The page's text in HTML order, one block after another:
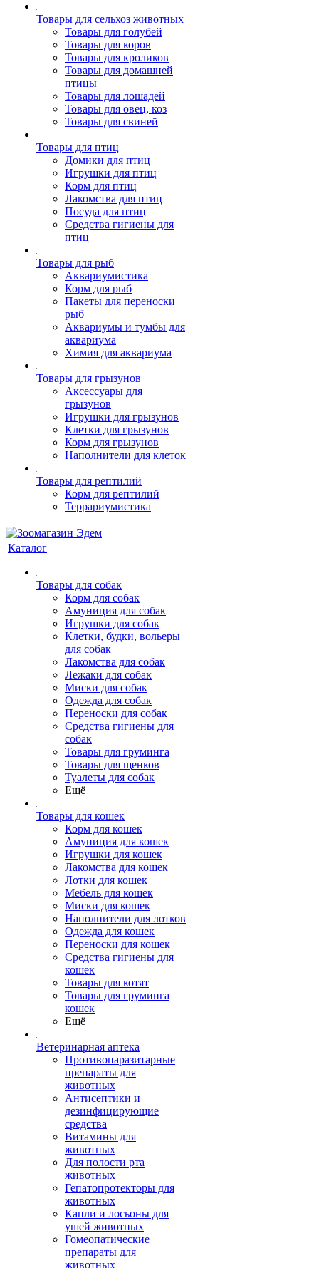
Товары для сельхоз животных
Товары для голубей
Товары для коров
Товары для кроликов
Товары для домашней
птицы
Товары для лошадей
Товары для овец, коз
Товары для свиней
Товары для птиц
Домики для птиц
Игрушки для птиц
Корм для птиц
Лакомства для птиц
Посуда для птиц
Средства гигиены для
птиц
Товары для рыб
Аквариумистика
Корм для рыб
Пакеты для переноски
рыб
Аквариумы и тумбы для
аквариума
Химия для аквариума
Товары для грызунов
Аксессуары для
грызунов
Игрушки для грызунов
Клетки для грызунов
Корм для грызунов
Наполнители для клеток
Товары для рептилий
Корм для рептилий
Террариумистика
Каталог
Товары для собак
Корм для собак
Амуниция для собак
Игрушки для собак
Клетки, будки, вольеры
для собак
Лакомства для собак
Лежаки для собак
Миски для собак
Одежда для собак
Переноски для собак
Средства гигиены для
собак
Товары для груминга
Товары для щенков
Туалеты для собак
Ещё
Товары для кошек
Корм для кошек
Амуниция для кошек
Игрушки для кошек
Лакомства для кошек
Лотки для кошек
Мебель для кошек
Миски для кошек
Наполнители для лотков
Одежда для кошек
Переноски для кошек
Средства гигиены для
кошек
Товары для котят
Товары для груминга
кошек
Ещё
Ветеринарная аптека
Противопаразитарные
препараты для
животных
Антисептики и
дезинфицирующие
средства
Витамины для
животных
Для полости рта
животных
Гепатопротекторы для
животных
Капли и лосьоны для
ушей животных
Гомеопатические
препараты для
животных